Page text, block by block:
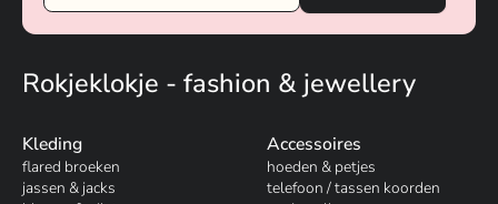
Rokjeklokje - fashion & jewellery
Kleding
flared broeken
jassen & jacks
Accessoires
hoeden & petjes
telefoon / tassen koorden